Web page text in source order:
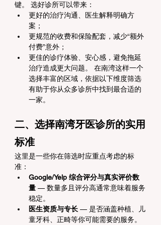
键。 选好诊所可以带来：
更好的治疗沟通、医生解释明确方
案；
更规范的收费和保险配套，减少“额外
付费”意外；
更佳的诊疗体验、安心感，避免拖延
治疗造成更大问题。 在南湾这样一个
选择丰富的区域，依据以下维度筛选
有助于你从众多诊所中找到最合适的
一家。
二、选择南湾牙医诊所的实用
标准
这里是一些你在筛选时应重点考虑的标
准：
Google/Yelp 综合评分与真实评价数
量 — 数量多且评分高通常意味着服务
稳定。
医生资质与专长 — 是否涵盖种植、儿
童牙科、正畸等你可能需要的服务。